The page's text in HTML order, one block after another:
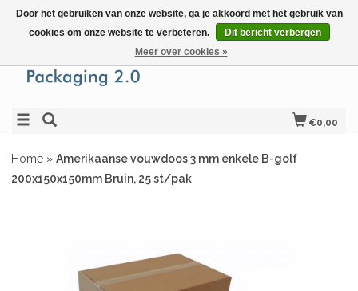
€0,00
Home » Amerikaanse vouwdoos 3 mm enkele B-golf
200x150x150mm Bruin, 25 st/pak
Door het gebruiken van onze website, ga je akkoord met het gebruik van
cookies om onze website te verbeteren.
Dit bericht verbergen
Meer over cookies »